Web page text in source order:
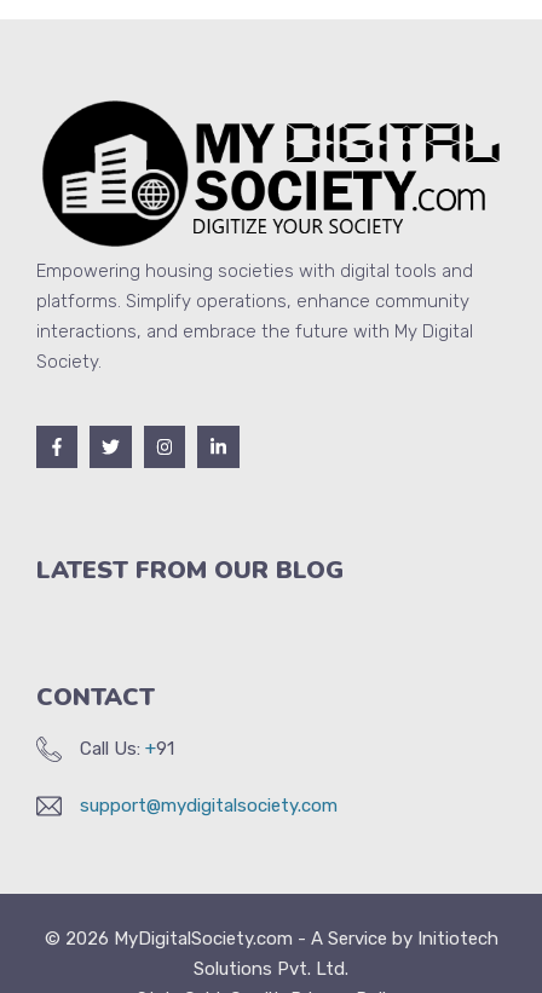
Empowering housing societies with digital tools and
platforms. Simplify operations, enhance community
interactions, and embrace the future with My Digital
Society.
LATEST FROM OUR BLOG
CONTACT
Call Us: +91
support@mydigitalsociety.com
© 2026 MyDigitalSociety.com - A Service by Initiotech
Solutions Pvt. Ltd.